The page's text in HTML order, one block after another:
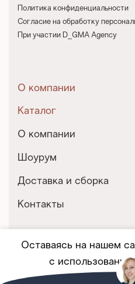
Политика конфиденциальности
Согласие на обработку
При участии D_GMA Agency
О компании
Каталог
О компании
Шоурум
Доставка и сборка
Контакты
Покупателям
Корпоративным
Оставаясь на нашем
с